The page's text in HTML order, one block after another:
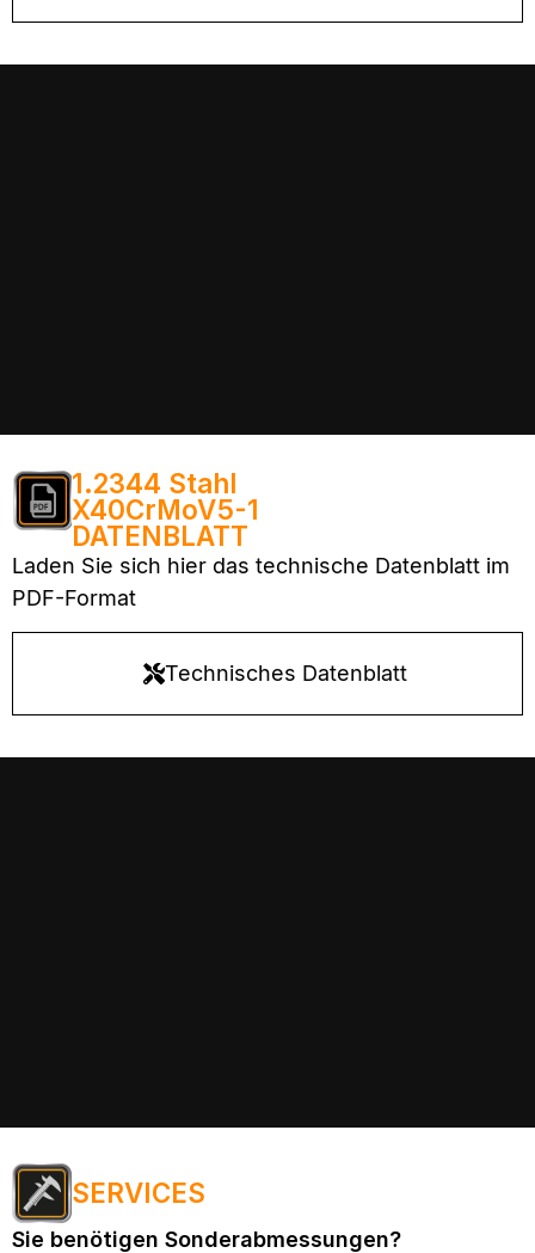
1.2344 Stahl
X40CrMoV5-1
DATENBLATT
Laden Sie sich hier das technische Datenblatt im
PDF-Format
Technisches Datenblatt
SERVICES
Sie benötigen Sonderabmessungen?